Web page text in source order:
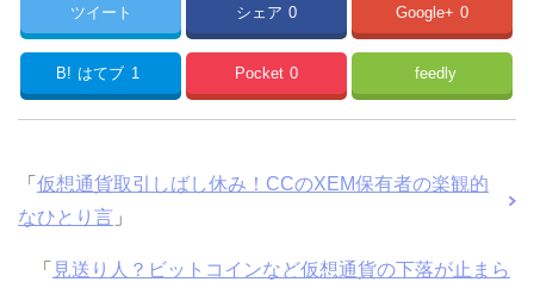
ツイート シェア 0 Google+ 0
B! はてブ 1 Pocket 0 feedly
「 仮想通貨取引しばし休み！CCのXEM保有者の楽観的
なひとり言 」
「 見送り人？ビットコインなど仮想通貨の下落が止まら